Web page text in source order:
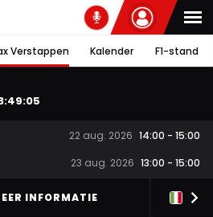
Verstappen Kalender F1-stand
:49:05
22 aug. 2026 14:00 - 15:00
23 aug. 2026 13:00 - 15:00
INFORMATIE